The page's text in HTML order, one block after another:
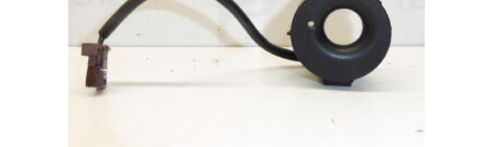
Παράπονα
πληρωμές